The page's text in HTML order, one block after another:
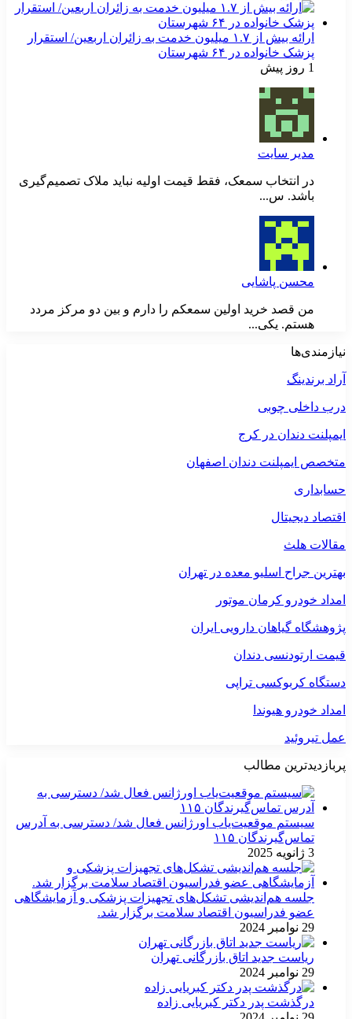
ارائه بیش از ۱.۷ میلیون خدمت به زائران اربعین/ استقرار
پزشک خانواده در ۶۴ شهرستان
1 روز پیش
مدیر سایت
در انتخاب سمعک، فقط قیمت اولیه نباید ملاک تصمیم‌گیری
باشد. س...
محسن پاشایی
من قصد خرید اولین سمعکم را دارم و بین دو مرکز مردد
هستم. یکی...
نیازمندی‌ها
آراد برندینگ
درب داخلی چوبی
ایمپلنت دندان در کرج
متخصص ایمپلنت دندان اصفهان
حسابداری
اقتصاد دیجیتال
مقالات هلث
بهترین جراح اسلیو معده در تهران
امداد خودرو کرمان موتور
پژوهشگاه گیاهان دارویی ایران
قیمت ارتودنسی دندان
دستگاه کربوکسی تراپی
امداد خودرو هیوندا
عمل تیروئید
پربازدیدترین مطالب
سیستم موقعیت‌یاب اورژانس فعال شد/ دسترسی به آدرس
تماس‌گیرندگان ۱۱۵
3 ژانویه 2025
جلسه هم‌اندیشی تشکل‌های تجهیزات پزشکی و آزمایشگاهی
عضو فدراسیون اقتصاد سلامت برگزار شد.
29 نوامبر 2024
ریاست جدید اتاق بازرگانی تهران
29 نوامبر 2024
درگذشت پدر دکتر کبریایی زاده